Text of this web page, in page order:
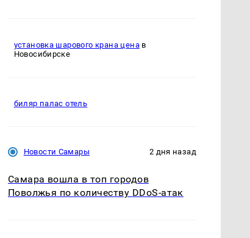
установка шарового крана ценав
Новосибирске
биляр палас отель
Новости Самары 2 дня назад
Самара вошла в топ городов
Поволжья по количеству DDoS-атак